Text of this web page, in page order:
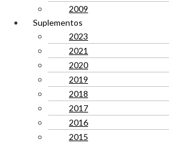
2009
Suplementos
2023
2021
2020
2019
2018
2017
2016
2015